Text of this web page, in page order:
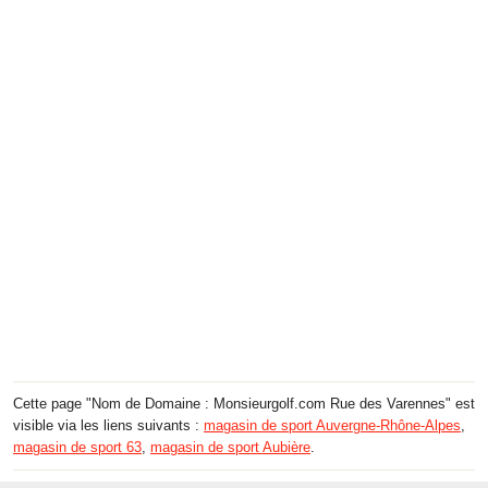
Cette page "Nom de Domaine : Monsieurgolf.com Rue des Varennes" est
visible via les liens suivants : magasin de sport Auvergne-Rhône-Alpes
magasin de sport 63 magasin de sport Aubière